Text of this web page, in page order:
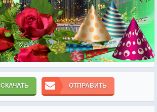
СКАЧАТЬ ОТПРАВИТЬ